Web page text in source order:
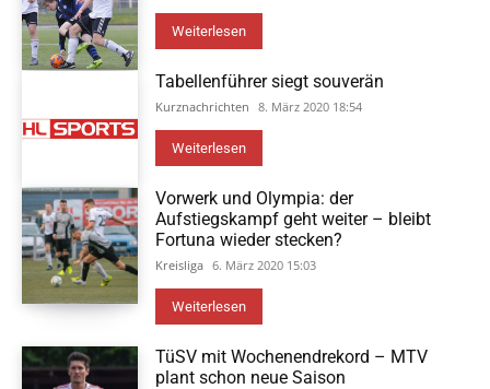
Weiterlesen
Tabellenführer siegt souverän
Kurznachrichten 8. März 2020 18:54
Weiterlesen
Vorwerk und Olympia: der
Aufstiegskampf geht weiter – bleibt
Fortuna wieder stecken?
Kreisliga 6. März 2020 15:03
Weiterlesen
TüSV mit Wochenendrekord – MTV
plant schon neue Saison